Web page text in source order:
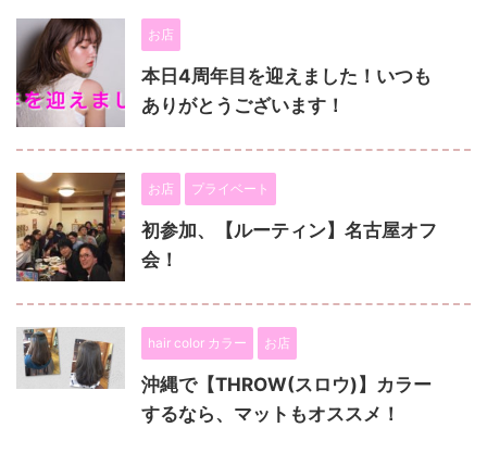
お店
本日4周年目を迎えました！いつも
ありがとうございます！
お店 プライベート
初参加、【ルーティン】名古屋オフ
会！
hair color カラー お店
沖縄で【THROW(スロウ)】カラー
するなら、マットもオススメ！